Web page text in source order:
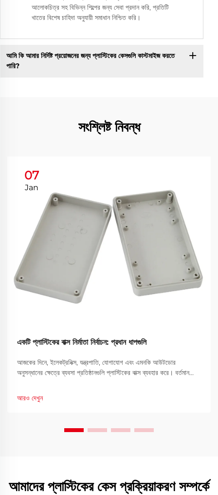
আলোকচিত্র সহ বিভিন্ন শিল্পের জন্য সেবা প্রদান করি, প্রতিটি
খাতের বিশেষ চাহিদা অনুযায়ী সমাধান নিশ্চিত করি।
আমি কি আমার নির্দিষ্ট প্রয়োজনের জন্য প্লাস্টিকের কেসগুলি কাস্টমাইজ করতে
পারি?
সংশ্লিষ্ট নিবন্ধ
07
Jan
একটি প্লাস্টিকের বাক্স নির্মাতা নির্বাচন: প্রধান ধাপগুলি
আজকের দিনে, ইলেকট্রনিক্স, যন্ত্রপাতি, যোগাযোগ এবং এমনকি আউটডোর
অনুসন্ধানের ক্ষেত্রে ব্যবসা প্রতিষ্ঠানগুলি প্লাস্টিকের বাক্স ব্যবহার করে। বর্তমান
আরও দেখুন
আমাদের প্লাস্টিকের কেস প্রক্রিয়াকরণ সম্পর্কে